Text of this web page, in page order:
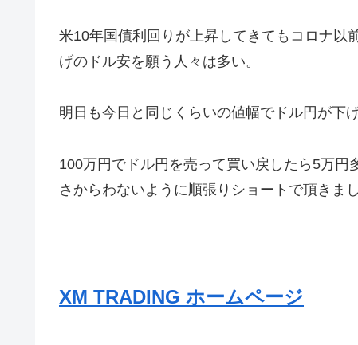
米10年国債利回りが上昇してきてもコロナ以
げのドル安を願う人々は多い。
明日も今日と同じくらいの値幅でドル円が下
100万円でドル円を売って買い戻したら5万
さからわないように順張りショートで頂きまし
XM TRADING ホームページ